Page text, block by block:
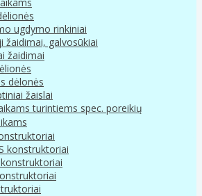
ugdymo rinkiniai
žaidimai, galvosūkiai
žaidimai
dėlonės
žaislai
turintiems spec. poreikių
konstruktoriai